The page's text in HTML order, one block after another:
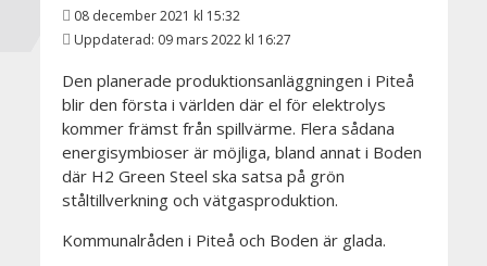
08 december 2021 kl 15:32
Uppdaterad: 09 mars 2022 kl 16:27
Den planerade produk­tionsanläggningen i Piteå
blir den första i världen där el för elektrolys
kommer främst från spillvärme. Flera sådana
energisymbioser är möjliga, bland annat i Boden
där H2 Green Steel ska satsa på grön
ståltillverkning och vätgasproduktion.
Kommunalråden i Piteå och Boden är glada.